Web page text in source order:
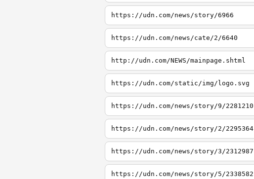
https://udn.com/news/story/6966
https://udn.com/news/cate/2/6640
http://udn.com/NEWS/mainpage.shtml
https://udn.com/static/img/logo.svg
https://udn.com/news/story/9/2281210
https://udn.com/news/story/2/2295364
https://udn.com/news/story/3/2312987
https://udn.com/news/story/5/2338582